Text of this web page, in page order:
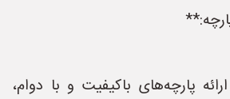
پارچه‌های باکیفیت و با دوام،